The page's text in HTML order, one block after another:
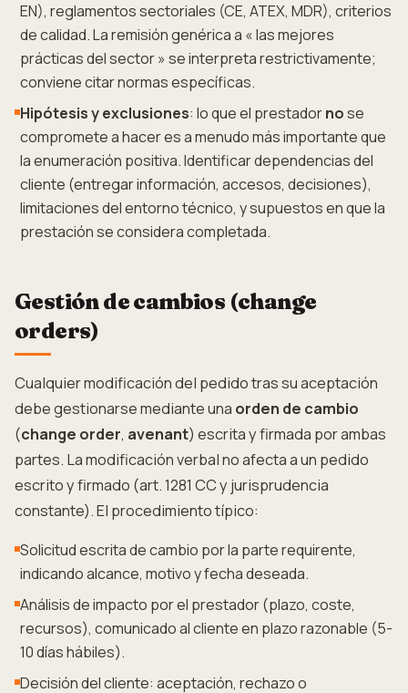
EN), reglamentos sectoriales (CE, ATEX, MDR), criterios
de calidad. La remisión genérica a « las mejores
prácticas del sector » se interpreta restrictivamente;
conviene citar normas específicas.
Hipótesis y exclusiones: lo que el prestadornose
compromete a hacer es a menudo más importante que
la enumeración positiva. Identificar dependencias del
cliente (entregar información, accesos, decisiones),
limitaciones del entorno técnico, y supuestos en que la
prestación se considera completada.
Gestión de cambios (change
orders)
Cualquier modificación del pedido tras su aceptación
debe gestionarse mediante una orden de cambio
(change order, avenant) escrita y firmada por ambas
partes. La modificación verbal no afecta a un pedido
escrito y firmado (art. 1281 CC y jurisprudencia
constante). El procedimiento típico:
Solicitud escrita de cambio por la parte requirente,
indicando alcance, motivo y fecha deseada.
Análisis de impacto por el prestador (plazo, coste,
recursos), comunicado al cliente en plazo razonable (5-
10 días hábiles).
Decisión del cliente: aceptación, rechazo o